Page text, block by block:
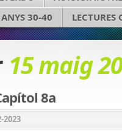
30-40 LECTURES
15 maig
8a
2023